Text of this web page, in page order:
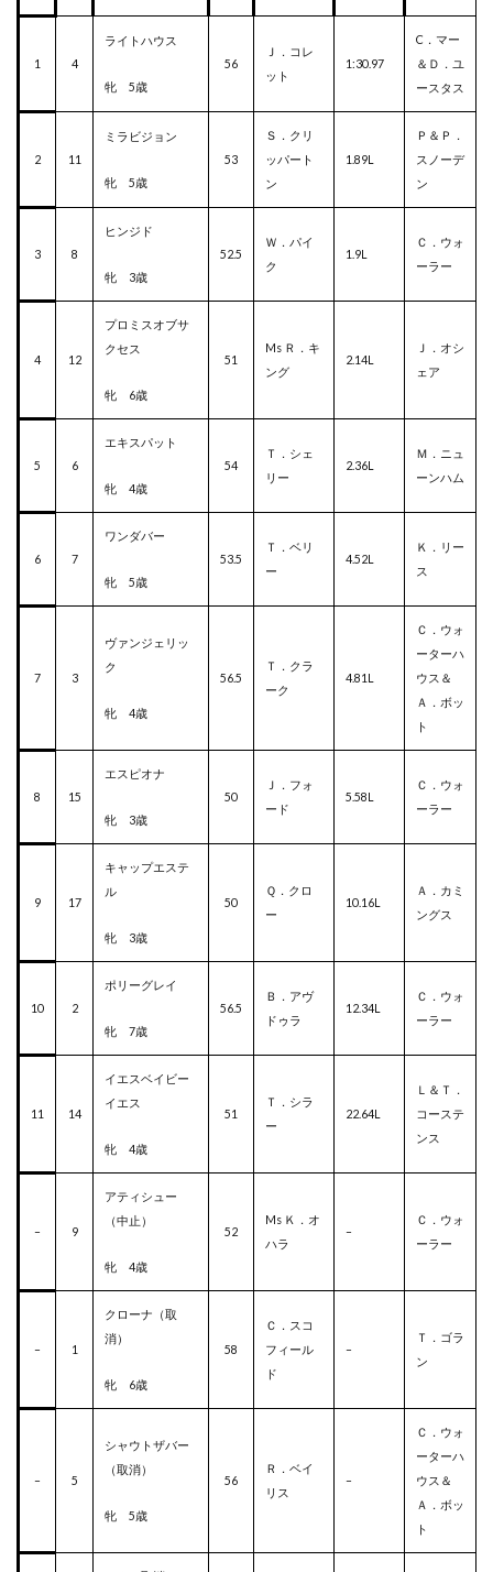
1 4
ライトハウス
牝 5歳
56
Ｊ．コレ
ット
1:30.97
C．マー
＆Ｄ．ユ
ースタス
2 11
ミラビジョン
牝 5歳
53
Ｓ．クリ
ッパート
ン
1.89L
Ｐ＆Ｐ．
スノーデ
ン
3 8
ヒンジド
牝 3歳
52.5
Ｗ．パイ
ク
1.9L
Ｃ．ウォ
ーラー
4 12
プロミスオブサ
クセス
牝 6歳
51
Ms Ｒ．キ
ング
2.14L
Ｊ．オシ
ェア
5 6
エキスパット
牝 4歳
54
Ｔ．シェ
リー
2.36L
Ｍ．ニュ
ーンハム
6 7
ワンダバー
牝 5歳
53.5
Ｔ．ベリ
ー
4.52L
Ｋ．リー
ス
7 3
ヴァンジェリッ
ク
牝 4歳
56.5
Ｔ．クラ
ーク
4.81L
Ｃ．ウォ
ーターハ
ウス＆
Ａ．ボッ
ト
8 15
エスピオナ
牝 3歳
50
Ｊ．フォ
ード
5.58L
Ｃ．ウォ
ーラー
9 17
キャップエステ
ル
牝 3歳
50
Ｑ．クロ
ー
10.16L
Ａ．カミ
ングス
10 2
ポリーグレイ
牝 7歳
56.5
Ｂ．アヴ
ドゥラ
12.34L
Ｃ．ウォ
ーラー
11 14
イエスベイビー
イエス
牝 4歳
51
Ｔ．シラ
ー
22.64L
Ｌ＆Ｔ．
コーステ
ンス
– 9
アティシュー
（中止）
牝 4歳
52
Ms Ｋ．オ
ハラ
–
Ｃ．ウォ
ーラー
– 1
クローナ（取
消）
牝 6歳
58
Ｃ．スコ
フィール
ド
–
Ｔ．ゴラ
ン
– 5
シャウトザバー
（取消）
牝 5歳
56
Ｒ．ベイ
リス
–
Ｃ．ウォ
ーターハ
ウス＆
Ａ．ボッ
ト